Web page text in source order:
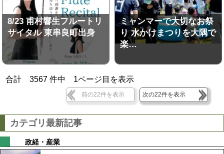
8/23 甫村響生フルートリ
サイタル 東串良町出身
ミャンマーで大切なお祭
り 水かけまつりを大隅で
楽…
合計3567 件中 1ページ目を表示
前の22件を表示 次の22件を表示
カテゴリ最新記事
政経・産業